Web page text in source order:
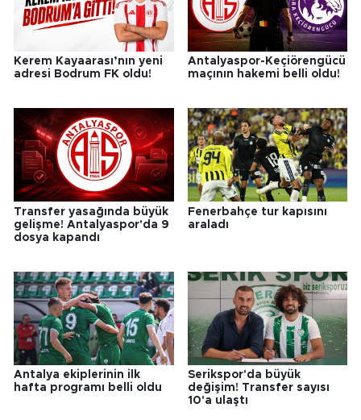
Kerem Kayaarası’nın yeni
adresi Bodrum FK oldu!
Antalyaspor-Keçiörengücü
maçının hakemi belli oldu!
Transfer yasağında büyük
gelişme! Antalyaspor'da 9
dosya kapandı
Fenerbahçe tur kapısını
araladı
Antalya ekiplerinin ilk
hafta programı belli oldu
Serikspor'da büyük
değişim! Transfer sayısı
10'a ulaştı